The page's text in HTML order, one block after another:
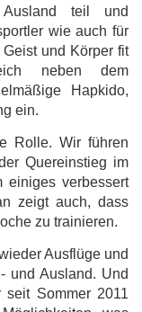
Ausland teil und
wie auch für
und Körper fit
neben dem
Hapkido,
ein.
Rolle. Wir führen
Quereinstieg im
einiges verbessert
zeigt auch, dass
zu trainieren.
Ausflüge und
und Ausland. Und
Sommer 2011